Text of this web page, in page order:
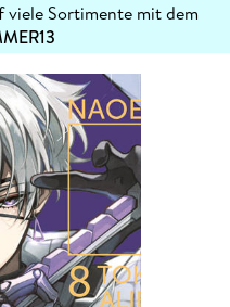
viele Sortimente mit dem